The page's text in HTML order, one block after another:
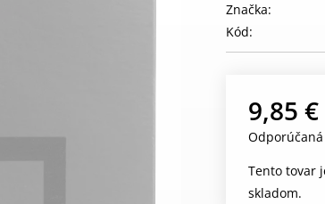
Značka:
Kód:
9,85 €
Tento tovar
skladom.